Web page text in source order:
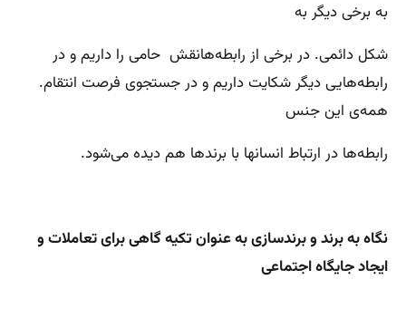
به برخی دیگر به
شکل دائمی. در برخی از رابطه‌هانقش حامی را داریم و در
رابطه‌هایی دیگر شکایت داریم و در جستجوی فرصت انتقام.
همه‌ی این جنس
رابطه‌ها در ارتباط انسانها با برندها هم دیده می‌شود.
نگاه به برند و برندسازی به عنوان تکیه گاهی برای تعاملات و
ایجاد جایگاه اجتماعی